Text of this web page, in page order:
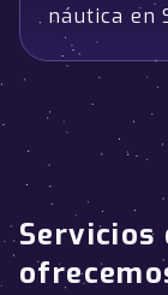
náutica en
Servicios